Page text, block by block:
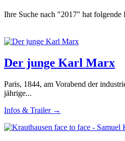
Ihre Suche nach "2017" hat folgende
Der junge Karl Marx
Paris, 1844, am Vorabend der
jährige...
Infos & Trailer →